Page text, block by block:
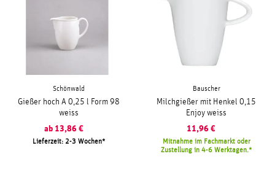
Schönwald
Gießer hoch A 0,25 l Form 98
weiss
ab 13,86 €
Lieferzeit: 2-3 Wochen
Bauscher
Milchgießer mit Henkel 0,15
Enjoy weiss
11,96 €
Mitnahme im Fachmarkt oder
Zustellung in 4-6 Werktagen.